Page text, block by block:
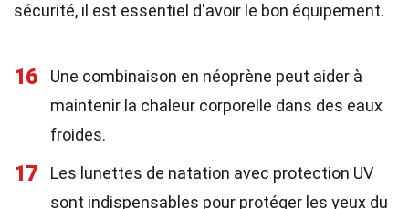
sécurité, il est essentiel d'avoir le bon équipement.
16
Une combinaison en néoprène peut aider à
maintenir la chaleur corporelle dans des eaux
froides.
17
Les lunettes de natation avec protection UV
sont indispensables pour protéger les yeux du